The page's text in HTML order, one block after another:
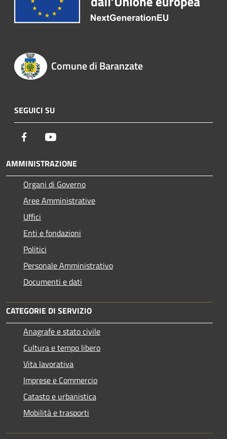
Comune di Baranzate
SEGUICI SU
Facebook
AMMINISTRAZIONE
Organi di Governo
Aree Amministrative
Uffici
Enti e fondazioni
Politici
Personale Amministrativo
Documenti e dati
CATEGORIE DI SERVIZIO
Anagrafe e stato civile
Cultura e tempo libero
Vita lavorativa
Imprese e Commercio
Catasto e urbanistica
Mobilità e trasporti